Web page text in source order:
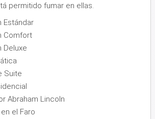
permitido fumar en ellas.
Estándar
Comfort
Deluxe
Suite
Abraham Lincoln
el Faro